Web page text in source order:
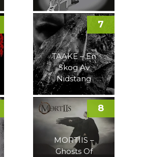
TAAKE – En
Skog Av
Nidstang
7
MORTIIS –
Ghosts Of
8